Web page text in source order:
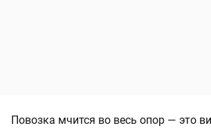
Повозка мчится во весь опор — это